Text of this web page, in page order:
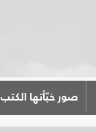
صور خبّأتها الكتب